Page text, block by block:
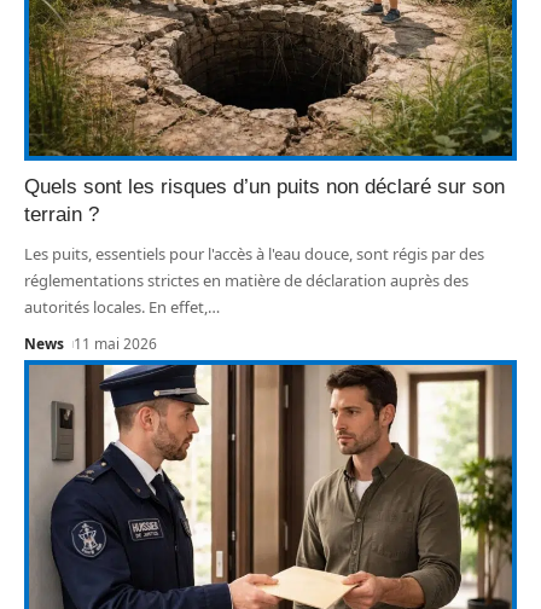
Quels sont les risques d’un puits non déclaré sur son
terrain ?
Les puits, essentiels pour l'accès à l'eau douce, sont régis par des
réglementations strictes en matière de déclaration auprès des
autorités locales. En effet,…
News 11 mai 2026